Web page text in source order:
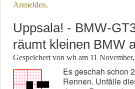
Anmelden.
Uppsala! - BMW-
räumt kleinen BMW
Gespeichert von wh am 11
Es geschah schon
Rennen. Unfälle